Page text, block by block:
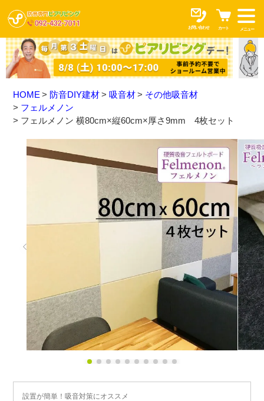
お問い合わせ カート メニュー
HOME 防音DIY建材 吸音材
その他吸音材
フェルメノン
フェルメノン 横80cm×縦60cm×厚さ9mm 4枚セット
設置が簡単！吸音対策にオススメ